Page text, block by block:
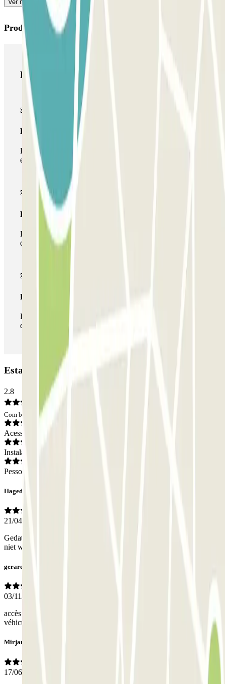
Ver mais
Produtos Parclick
Produtos Parclick
Passe simples
Durante a sua estadia, só poderá entrar e sair do parque de
estacionamento uma vez.
Passe multiestacionamento
Durante a sua estadia, pode utilizar toda a rede de parques
de estacionamento deste operador disponível em Parclick.
Passe ilimitado
Durante a sua estadia, pode entrar e sair do parque de
estacionamento as vezes que quiser.
Estacionamento ParkBee Antwerp Meir: Opiniões
2.8
Com base em 14 opiniões
Acesso
Instalações
Pessoal
Hagedoorn
21/04/2026
Gedateerde garage met zeer krappe plekken en vervuilde lift, die
niet worft schoongemaakt
gerard
03/11/2025
accès aux niveaux supérieurs et inférieurs n est pas simple avec un
véhicule 7 places
Mirjam
17/06/2025